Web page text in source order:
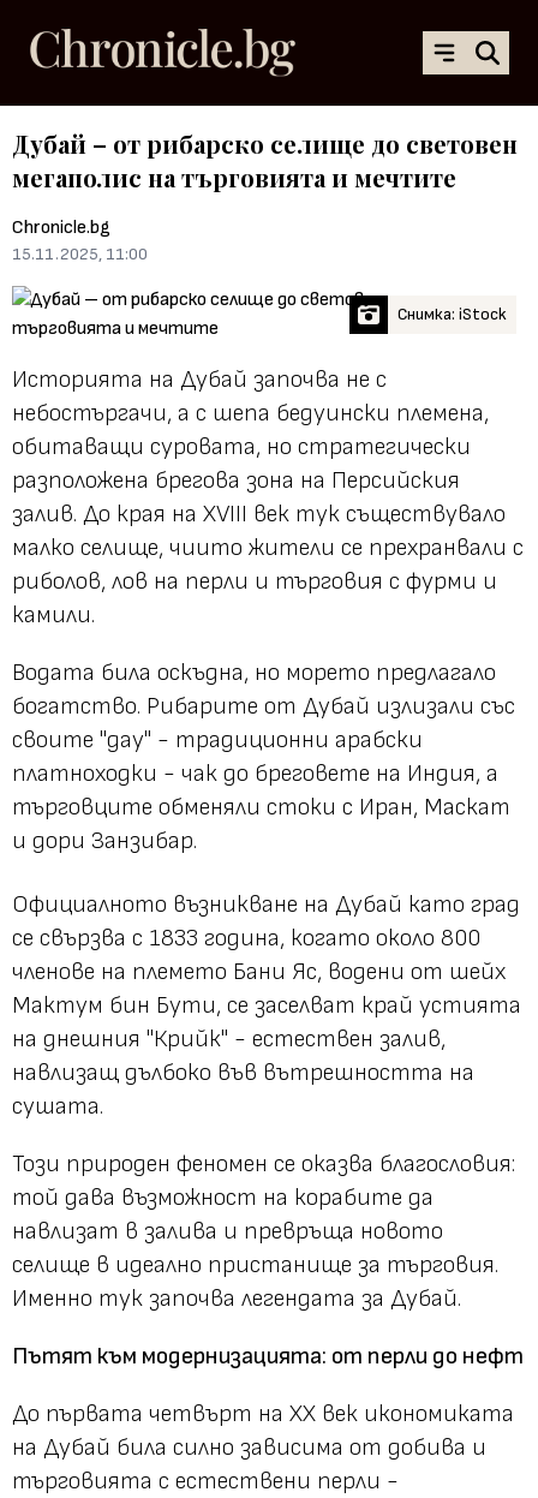
Дубай – от рибарско селище до световен
мегаполис на търговията и мечтите
Chronicle.bg
15.11.2025, 11:00
Снимка: iStock
Историята на Дубай започва не с
небостъргачи, а с шепа бедуински племена,
обитаващи суровата, но стратегически
разположена брегова зона на Персийския
залив. До края на XVIII век тук съществувало
малко селище, чиито жители се прехранвали с
риболов, лов на перли и търговия с фурми и
камили.
Водата била оскъдна, но морето предлагало
богатство. Рибарите от Дубай излизали със
своите "дау" - традиционни арабски
платноходки - чак до бреговете на Индия, а
търговците обменяли стоки с Иран, Маскат
и дори Занзибар.
Официалното възникване на Дубай като град
се свързва с 1833 година, когато около 800
членове на племето Бани Яс, водени от шейх
Мактум бин Бути, се заселват край устията
на днешния "Крийк" - естествен залив,
навлизащ дълбоко във вътрешността на
сушата.
Този природен феномен се оказва благословия:
той дава възможност на корабите да
навлизат в залива и превръща новото
селище в идеално пристанище за търговия.
Именно тук започва легендата за Дубай.
Пътят към модернизацията: от перли до нефт
До първата четвърт на ХХ век икономиката
на Дубай била силно зависима от добива и
търговията с естествени перли -